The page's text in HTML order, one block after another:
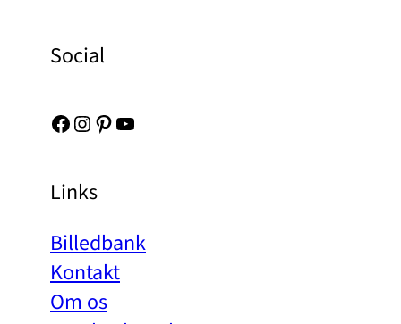
Social
Facebook Instagram Pinterest YouTube
Links
Billedbank
Kontakt
Om os